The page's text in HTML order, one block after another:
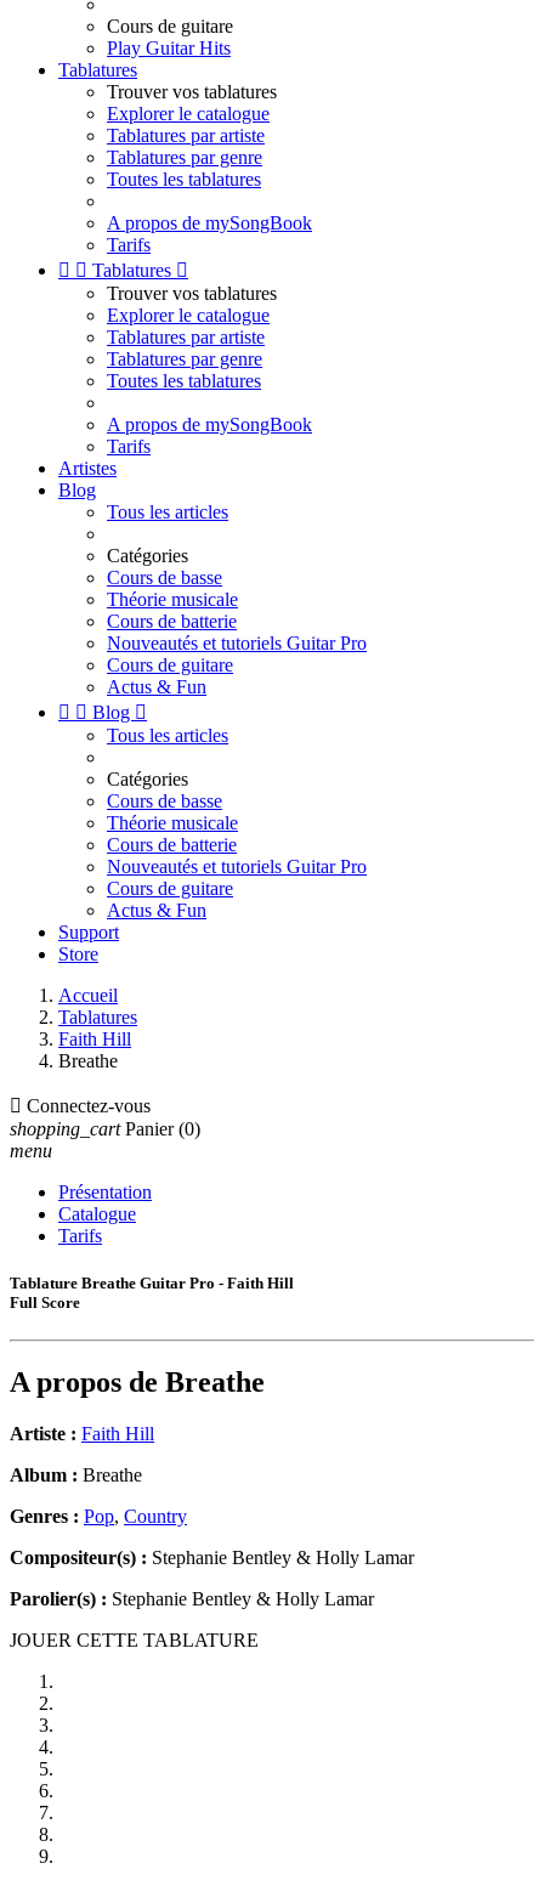
Cours de guitare
Play Guitar Hits
Tablatures
Trouver vos tablatures
Explorer le catalogue
Tablatures par artiste
Tablatures par genre
Toutes les tablatures
A propos de mySongBook
Tarifs
  Tablatures 
Trouver vos tablatures
Explorer le catalogue
Tablatures par artiste
Tablatures par genre
Toutes les tablatures
A propos de mySongBook
Tarifs
Artistes
Blog
Tous les articles
Catégories
Cours de basse
Théorie musicale
Cours de batterie
Nouveautés et tutoriels Guitar Pro
Cours de guitare
Actus & Fun
  Blog 
Tous les articles
Catégories
Cours de basse
Théorie musicale
Cours de batterie
Nouveautés et tutoriels Guitar Pro
Cours de guitare
Actus & Fun
Support
Store
Accueil
Tablatures
Faith Hill
Breathe
 Connectez-vous
shopping_cart Panier (0)
menu
Présentation
Catalogue
Tarifs
Tablature Breathe Guitar Pro - Faith Hill
Full Score
A propos de Breathe
Artiste : Faith Hill
Album : Breathe
Genres : Pop, Country
Compositeur(s) : Stephanie Bentley & Holly Lamar
Parolier(s) : Stephanie Bentley & Holly Lamar
JOUER CETTE TABLATURE